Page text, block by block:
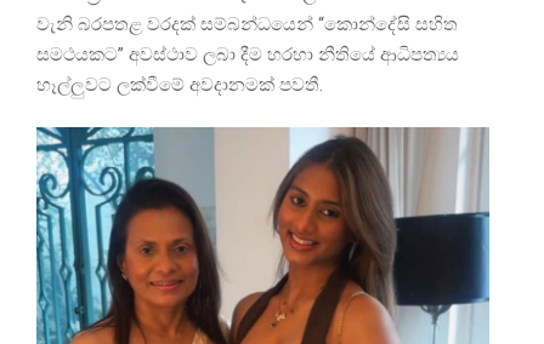
වැනි බරපතළ වරදක් සම්බන්ධයෙන් “කොන්දේසි සහිත
සමථයකට” අවස්ථාව ලබා දීම හරහා නීතියේ ආධිපත්‍යය
හෑල්ලුවට ලක්වීමේ අවදානමක් පවතී.